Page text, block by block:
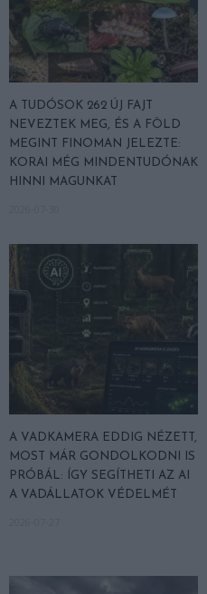
A TUDÓSOK 262 ÚJ FAJT
NEVEZTEK MEG, ÉS A FÖLD
MEGINT FINOMAN JELEZTE:
KORAI MÉG MINDENTUDÓNAK
HINNI MAGUNKAT
A VADKAMERA EDDIG NÉZETT,
MOST MÁR GONDOLKODNI IS
PRÓBÁL: ÍGY SEGÍTHETI AZ AI
A VADÁLLATOK VÉDELMÉT